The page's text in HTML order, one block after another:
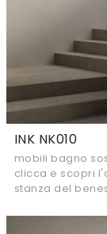
INK NK010
mobili bagno
clicca e scopri
stanza del